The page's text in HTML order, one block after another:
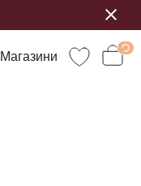
Магазини